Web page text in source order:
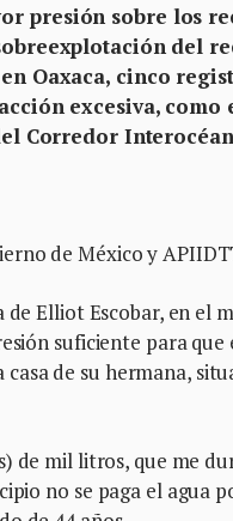
presión sobre los
del
Oaxaca, cinco
excesiva,
Corredor
de México y
Elliot Escobar, en el
suficiente para
de su hermana,
de mil litros, que me
no se paga el agua